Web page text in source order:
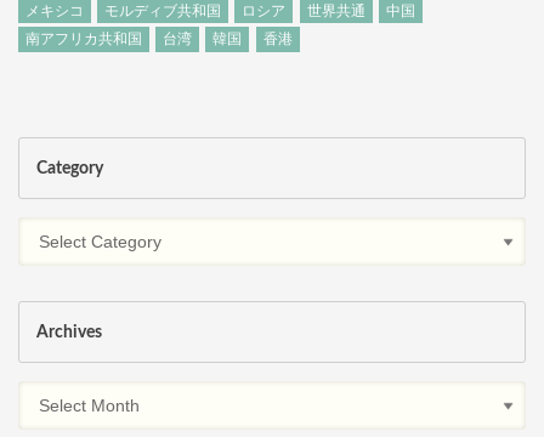
メキシコ
モルディブ共和国 ロシア 世界共通
中国
南アフリカ共和国
台湾 韓国 香港
Category
Archives